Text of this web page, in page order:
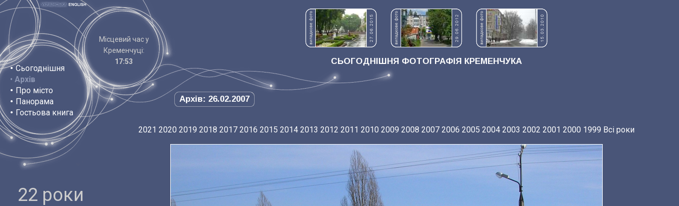
• Сьогоднішня
• Архів
• Про місто
• Панорама
• Гостьова книга
Місцевий час у
Кременчуці:
17:53
СЬОГОДНІШНЯ ФОТОГРАФІЯ КРЕМЕНЧУКА
Архів: 26.02.2007
22 роки
2021 2020 2019 2018 2017 2016 2015 2014 2013 2012 2011 2010 2009 2008 2007 2006 2005 2004 2003 2002 2001 2000 1999 Всі роки